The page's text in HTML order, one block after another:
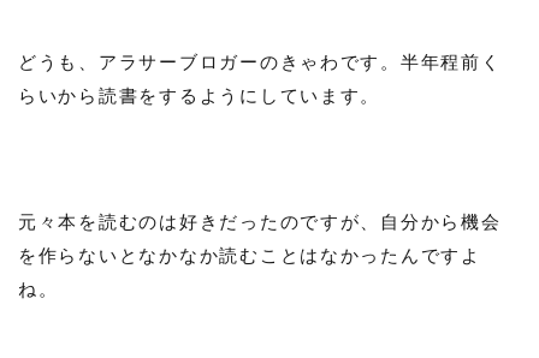
どうも、アラサーブロガーのきゃわです。半年程前く
らいから読書をするようにしています。
元々本を読むのは好きだったのですが、自分から機会
を作らないとなかなか読むことはなかったんですよ
ね。